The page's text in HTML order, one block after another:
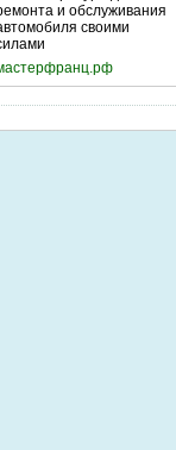
и обслуживания
своими